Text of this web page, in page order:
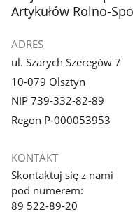
Artykułów Rolno-
ADRES
ul. Szarych Szeregów 7
10-079 Olsztyn
NIP 739-332-82-89
Regon P-000053953
KONTAKT
Skontaktuj się z nami
pod numerem:
89 522-89-20